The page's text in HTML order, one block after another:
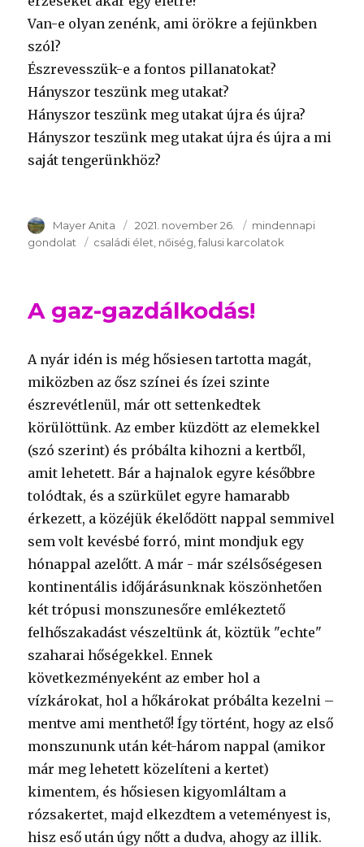
Van-e olyan zenénk, ami örökre a fejünkben
szól?
Észrevesszük-e a fontos pillanatokat?
Hányszor teszünk meg utakat?
Hányszor teszünk meg utakat újra és újra?
Hányszor teszünk meg utakat újra és újra a mi
saját tengerünkhöz?
Szerző
Mayer Anita Publikálva
2021. november 26. Témakör
mindennapi
gondolat
Kulcsszavak
családi élet nőiség falusi karcolatok
A gaz-gazdálkodás!
A nyár idén is még hősiesen tartotta magát,
miközben az ősz színei és ízei szinte
észrevétlenül, már ott settenkedtek
körülöttünk. Az ember küzdött az elemekkel
(szó szerint) és próbálta kihozni a kertből,
amit lehetett. Bár a hajnalok egyre későbbre
tolódtak, és a szürkület egyre hamarabb
érkezett, a közéjük ékelődött nappal semmivel
sem volt kevésbé forró, mint mondjuk egy
hónappal azelőtt. A már - már szélsőségesen
kontinentális időjárásunknak köszönhetően
két trópusi monszunesőre emlékeztető
felhőszakadást vészeltünk át, köztük "echte"
szaharai hőségekkel. Ennek
következményeként az ember hol a
vízkárokat, hol a hőkárokat próbálta kezelni –
mentve ami menthető! Így történt, hogy az első
monszununk után két-három nappal (amikor
már meg lehetett közelíteni a kertet)
kimentem, és hősiesen kigyomláltam a
rózsakertet, majd elkezdtem a veteményest is,
hisz eső után úgy nőtt a dudva, ahogy az illik.